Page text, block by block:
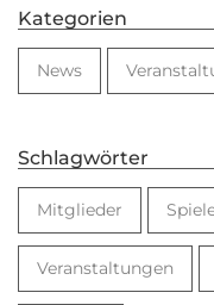
Kategorien
News
Schlagwörter
Mitglieder
Veranstaltungen